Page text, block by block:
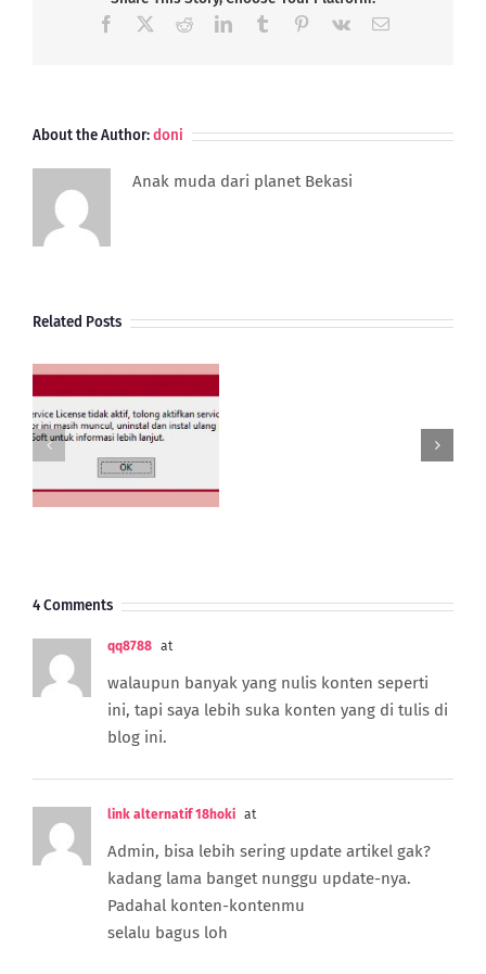
Facebook RedditLinkedInTumblr Pinterest
Vk Email
About the Author:doni
Anak muda dari planet Bekasi
Related Posts
4 Comments
qq8788 at
walaupun banyak yang nulis konten seperti
ini, tapi saya lebih suka konten yang di tulis di
blog ini.
link alternatif 18hoki at
Admin, bisa lebih sering update artikel gak?
kadang lama banget nunggu update-nya.
Padahal konten-kontenmu
selalu bagus loh